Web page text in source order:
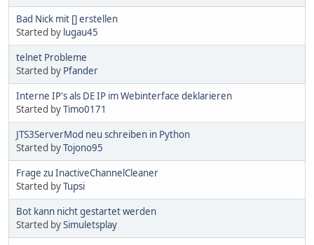
Bad Nick mit [] erstellen
Started by lugau45
telnet Probleme
Started by Pfander
Interne IP's als DE IP im Webinterface deklarieren
Started byTimo0171
JTS3ServerMod neu schreiben in Python
Started byTojono95
Frage zu InactiveChannelCleaner
Started byTupsi
Bot kann nicht gestartet werden
Started bySimuletsplay